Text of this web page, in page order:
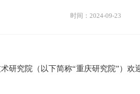
时间：2024-09-23
研究院（以下简称“重庆研究院”）